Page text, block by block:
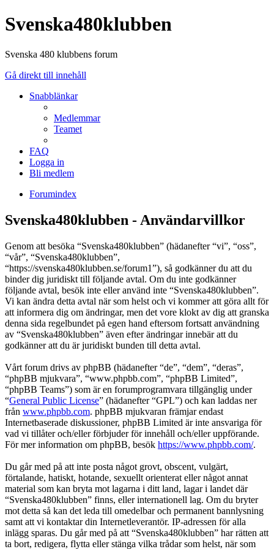
Svenska480klubben
Svenska 480 klubbens forum
Gå direkt till innehåll
Snabblänkar
Medlemmar
Teamet
FAQ
Logga in
Bli medlem
Forumindex
Svenska480klubben - Användarvillkor
Genom att besöka “Svenska480klubben” (hädanefter “vi”, “oss”,
“vår”, “Svenska480klubben”,
“https://svenska480klubben.se/forum1”), så godkänner du att du
binder dig juridiskt till följande avtal. Om du inte godkänner
följande avtal, besök inte eller använd inte “Svenska480klubben”.
Vi kan ändra detta avtal när som helst och vi kommer att göra allt för
att informera dig om ändringar, men det vore klokt av dig att granska
denna sida regelbundet på egen hand eftersom fortsatt användning
av “Svenska480klubben” även efter ändringar innebär att du
godkänner att du är juridiskt bunden till detta avtal.
Vårt forum drivs av phpBB (hädanefter “de”, “dem”, “deras”,
“phpBB mjukvara”, “www.phpbb.com”, “phpBB Limited”,
“phpBB Teams”) som är en forumprogramvara tillgänglig under
“General Public License” (hädanefter “GPL”) och kan laddas ner
från www.phpbb.com. phpBB mjukvaran främjar endast
Internetbaserade diskussioner, phpBB Limited är inte ansvariga för
vad vi tillåter och/eller förbjuder för innehåll och/eller uppförande.
För mer information om phpBB, besök https://www.phpbb.com/.
Du går med på att inte posta något grovt, obscent, vulgärt,
förtalande, hatiskt, hotande, sexuellt orienterat eller något annat
material som kan bryta mot lagarna i ditt land, lagar i landet där
“Svenska480klubben” finns, eller internationell lag. Om du bryter
mot detta så kan det leda till omedelbar och permanent bannlysning
samt att vi kontaktar din Internetleverantör. IP-adressen för alla
inlägg sparas. Du går med på att “Svenska480klubben” har rätten att
ta bort, redigera, flytta eller stänga vilka trådar som helst, när som